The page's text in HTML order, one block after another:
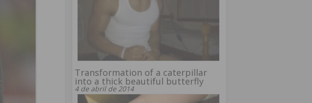
Transformation of a caterpillar
into a thick beautiful butterfly
4 de abril de 2014